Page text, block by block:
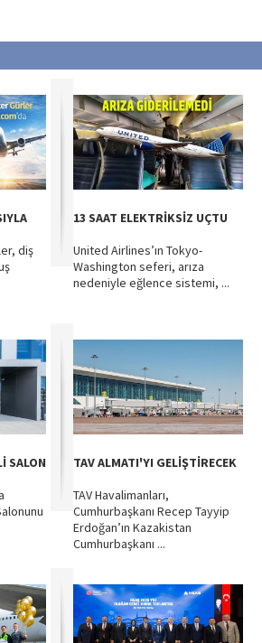
diş
13 SAAT ELEKTRİKSİZ UÇTU
United Airlines’ın Tokyo-
Washington seferi, arıza
nedeniyle eğlence sistemi, ...
SALON
TAV ALMATI'YI GELİŞTİRECEK
TAV Havalimanları,
Cumhurbaşkanı Recep Tayyip
Erdoğan’ın Kazakistan
Cumhurbaşkanı ...